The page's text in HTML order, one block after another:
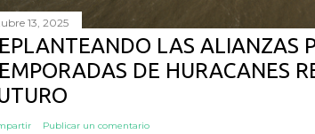
13, 2025
LAS ALIANZAS
DE HURACANES
Publicar un comentario